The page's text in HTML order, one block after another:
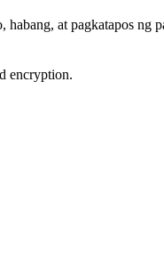
habang, at pagkatapos ng
encryption.